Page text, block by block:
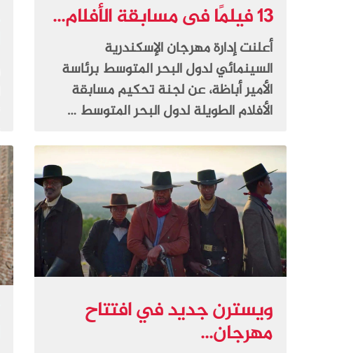
13 فيلمًا فى مسابقة الأفلام...
أعلنت إدارة مهرجان الإسكندرية
السينمائي لدول البحر المتوسط برئاسة
الأمير أباظة، عن لجنة تحكيم مسابقة
الأفلام الطويلة لدول البحر المتوسط …
ويسترن جديد في افتتاح
مهرجان...